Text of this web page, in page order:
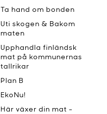
Ta hand om bonden
Uti skogen & Bakom
maten
Upphandla finländsk
mat på kommunernas
tallrikar
Plan B
EkoNu!
Här växer din mat -